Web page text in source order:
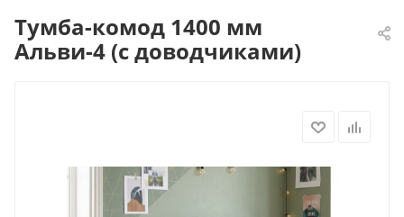
Тумба-комод 1400 мм
Альви-4 (с доводчиками)